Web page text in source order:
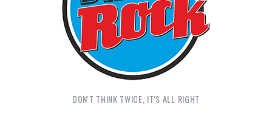
DON'T THINK TWICE, IT'S ALL RIGHT